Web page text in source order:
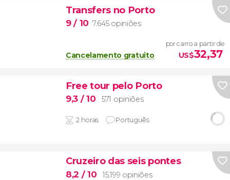
Transfers no Porto
9/ 10 7.645 opiniões
Cancelamento gratuito
por carro a partir de
US$32,37
Free tour pelo Porto
9,3 / 10 571 opiniões
2 horas Português
Cruzeiro das seis pontes
8,2 / 10 15.199 opiniões